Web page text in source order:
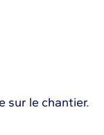
sur le chantier.